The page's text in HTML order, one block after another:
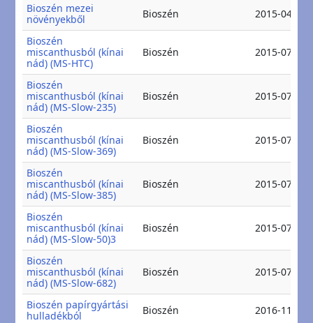
Bioszén mezei
növényekből
Bioszén 2015-04-24
Bioszén
miscanthusból (kínai
nád) (MS-HTC)
Bioszén 2015-07-16
Bioszén
miscanthusból (kínai
nád) (MS-Slow-235)
Bioszén 2015-07-16
Bioszén
miscanthusból (kínai
nád) (MS-Slow-369)
Bioszén 2015-07-16
Bioszén
miscanthusból (kínai
nád) (MS-Slow-385)
Bioszén 2015-07-16
Bioszén
miscanthusból (kínai
nád) (MS-Slow-50)3
Bioszén 2015-07-16
Bioszén
miscanthusból (kínai
nád) (MS-Slow-682)
Bioszén 2015-07-16
Bioszén papírgyártási
hulladékból
Bioszén 2016-11-15